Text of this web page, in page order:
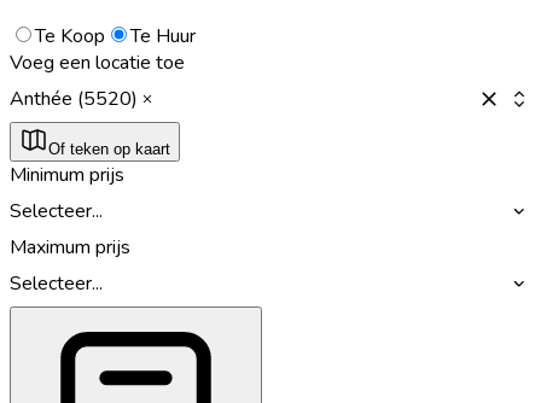
Te Koop
Te Huur
Voeg een locatie toe
Anthée (5520)
Of teken op kaart
Minimum prijs
Selecteer...
Maximum prijs
Selecteer...